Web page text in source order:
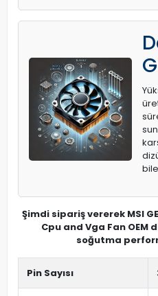
Şimdi sipariş vererek MSI
Cpu and Vga Fan OEM
soğutma
Pin Sayısı